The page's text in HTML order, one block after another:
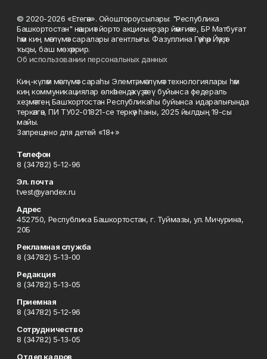
© 2020-2026 «Етегән». Ойоштороусылары: "Республика
Башкортостан" нәшриәт йорто акционерҙар йәмғиәте, БР Матбуғат
һәм киң мәғлүмәт саралары агентлығы. Фазуллина Гәүһәр Йәүҙәт
ҡыҙы, баш мөхәррир.
Об использовании персональных данных
Киң-күләм мәғлүмәт сараһы Элемтә, мәғлүмәт технологиялары һәм
киң коммуникациялар өлкәһендә күҙәтеү буйынса федераль
хеҙмәттең Башҡортостан Республикаһы буйынса идаралығында
теркәлгән, ПИ ТУ02-01821-се теркәү һаны, 2025 йылдың 19-сы
майы.
Запрещено для детей «18+»
Телефон
8 (34782) 5-12-96
Эл. почта
tvest@yandex.ru
Адрес
452750, Республика Башкортостан, г. Туймазы, ул. Мичурина,
20Б
Рекламная служба
8 (34782) 5-13-00
Редакция
8 (34782) 5-13-05
Приемная
8 (34782) 5-12-96
Сотрудничество
8 (34782) 5-13-05
Отдел кадров